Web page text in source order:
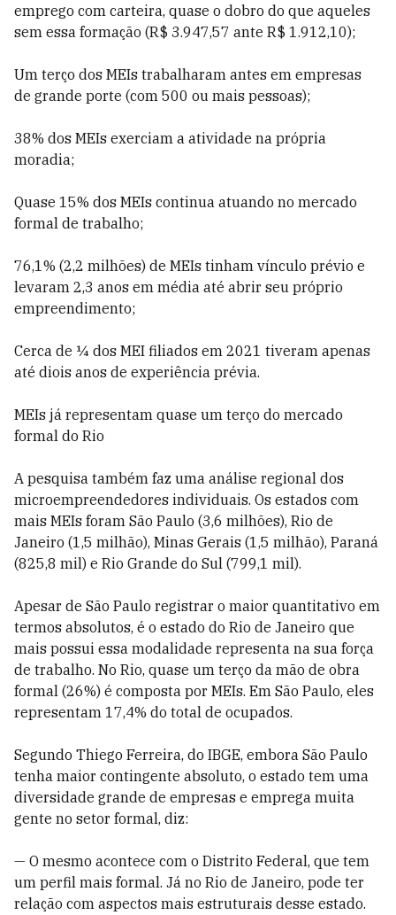
emprego com carteira, quase o dobro do que aqueles
sem essa formação (R$ 3.947,57 ante R$ 1.912,10);
Um terço dos MEIs trabalharam antes em empresas
de grande porte (com 500 ou mais pessoas);
38% dos MEIs exerciam a atividade na própria
moradia;
Quase 15% dos MEIs continua atuando no mercado
formal de trabalho;
76,1% (2,2 milhões) de MEIs tinham vínculo prévio e
levaram 2,3 anos em média até abrir seu próprio
empreendimento;
Cerca de ¼ dos MEI filiados em 2021 tiveram apenas
até diois anos de experiência prévia.
MEIs já representam quase um terço do mercado
formal do Rio
A pesquisa também faz uma análise regional dos
microempreendedores individuais. Os estados com
mais MEIs foram São Paulo (3,6 milhões), Rio de
Janeiro (1,5 milhão), Minas Gerais (1,5 milhão), Paraná
(825,8 mil) e Rio Grande do Sul (799,1 mil).
Apesar de São Paulo registrar o maior quantitativo em
termos absolutos, é o estado do Rio de Janeiro que
mais possui essa modalidade representa na sua força
de trabalho. No Rio, quase um terço da mão de obra
formal (26%) é composta por MEIs. Em São Paulo, eles
representam 17,4% do total de ocupados.
Segundo Thiego Ferreira, do IBGE, embora São Paulo
tenha maior contingente absoluto, o estado tem uma
diversidade grande de empresas e emprega muita
gente no setor formal, diz:
— O mesmo acontece com o Distrito Federal, que tem
um perfil mais formal. Já no Rio de Janeiro, pode ter
relação com aspectos mais estruturais desse estado.